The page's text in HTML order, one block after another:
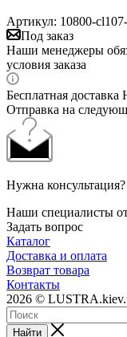
Артикул: 10800-
Под заказ
Наши менеджеры
условия заказа
Бесплатная
Отправка на
Нужна консультация?
Наши специалисты
Задать вопрос
Каталог
Доставка и оплата
Возврат товара
Контакты
2026 ©
Найти